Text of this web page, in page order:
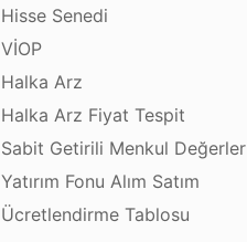
Hisse Senedi
VİOP
Halka Arz
Halka Arz Fiyat Tespit
Sabit Getirili Menkul Değerler
Yatırım Fonu Alım Satım
Ücretlendirme Tablosu